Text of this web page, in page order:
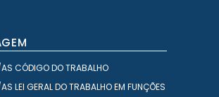
CÓDIGO DO TRABALHO
LEI GERAL DO TRABALHO EM FUNÇÕES